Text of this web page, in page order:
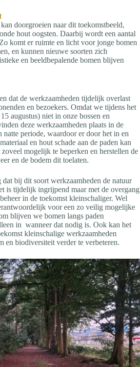
doorgroeien naar dit toekomstbeeld,
hout oogsten. Daarbij wordt een aantal
komt er ruimte en licht voor jonge bomen
en kunnen nieuwe soorten zich
en beeldbepalende bomen blijven
dat de werkzaamheden tijdelijk overlast
en bezoekers. Omdat we tijdens het
augustus) niet in onze bossen en
deze werkzaamheden plaats in de
periode, waardoor er door het in en
en hout schade aan de paden kan
mogelijk te beperken en herstellen de
en de bodem dit toelaten.
bij dit soort werkzaamheden de natuur
is tijdelijk ingrijpend maar met de overgang
in de toekomst kleinschaliger. Wel
voor een zo veilig mogelijke
blijven we bomen langs paden
in wanneer dat nodig is. Ook kan het
kleinschalige werkzaamheden
en biodiversiteit verder te verbeteren.